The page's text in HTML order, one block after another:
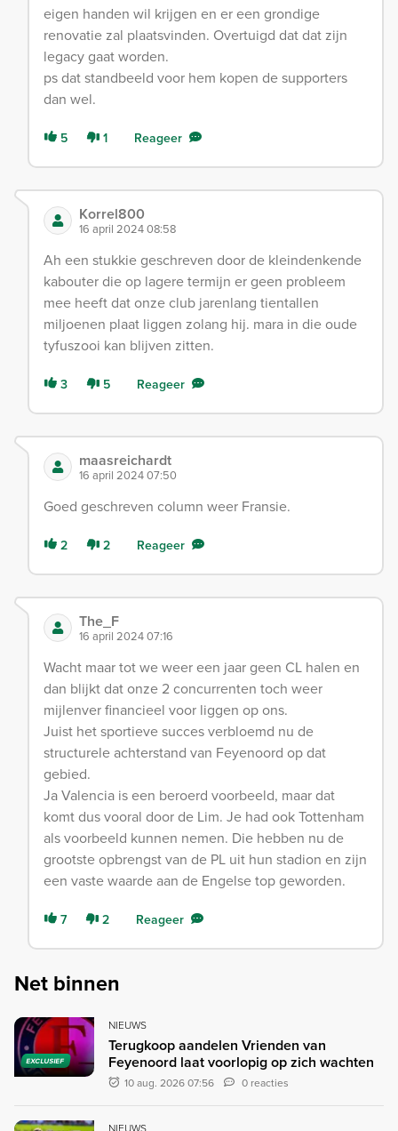
eigen handen wil krijgen en er een grondige
renovatie zal plaatsvinden. Overtuigd dat dat zijn
legacy gaat worden.
ps dat standbeeld voor hem kopen de supporters
dan wel.
5 1 Reageer
Korrel800
16 april 2024 08:58
Ah een stukkie geschreven door de kleindenkende
kabouter die op lagere termijn er geen probleem
mee heeft dat onze club jarenlang tientallen
miljoenen plaat liggen zolang hij. mara in die oude
tyfuszooi kan blijven zitten.
3 5 Reageer
maasreichardt
16 april 2024 07:50
Goed geschreven column weer Fransie.
2 2 Reageer
The_F
16 april 2024 07:16
Wacht maar tot we weer een jaar geen CL halen en
dan blijkt dat onze 2 concurrenten toch weer
mijlenver financieel voor liggen op ons.
Juist het sportieve succes verbloemd nu de
structurele achterstand van Feyenoord op dat
gebied.
Ja Valencia is een beroerd voorbeeld, maar dat
komt dus vooral door de Lim. Je had ook Tottenham
als voorbeeld kunnen nemen. Die hebben nu de
grootste opbrengst van de PL uit hun stadion en zijn
een vaste waarde aan de Engelse top geworden.
7 2 Reageer
Net binnen
EXCLUSIEF
NIEUWS
Terugkoop aandelen Vrienden van
Feyenoord laat voorlopig op zich wachten
10 aug. 2026 07:56 0 reacties